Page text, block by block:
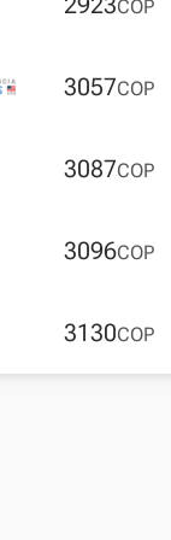
COP
3057COP
3087COP
3096COP
3130COP